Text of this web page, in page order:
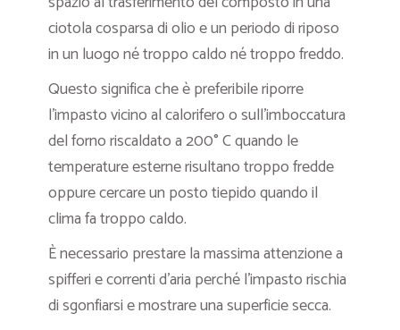
ciotola cosparsa di olio e un periodo di riposo
in un luogo né troppo caldo né troppo freddo.
Questo significa che è preferibile riporre
l’impasto vicino al calorifero o sull’imboccatura
del forno riscaldato a 200° C quando le
temperature esterne risultano troppo fredde
oppure cercare un posto tiepido quando il
clima fa troppo caldo.
È necessario prestare la massima attenzione a
spifferi e correnti d’aria perché l’impasto rischia
di sgonfiarsi e mostrare una superficie secca.